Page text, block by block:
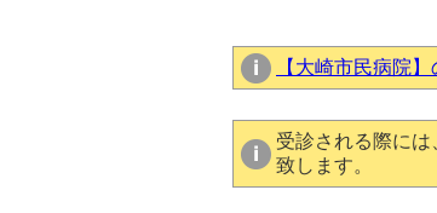
【大崎市民病院
受診される際に
致します。